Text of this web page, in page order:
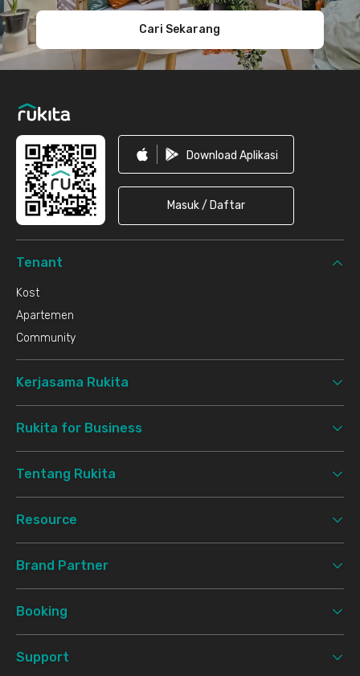
Cari Sekarang
Download Aplikasi
Masuk / Daftar
Tenant
Kost
Apartemen
Community
Kerjasama Rukita
Rukita for Business
Tentang Rukita
Resource
Brand Partner
Booking
Support